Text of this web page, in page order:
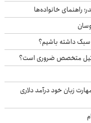
داشته باشیم؟
وکیل متخصص ضروری است؟
زبان خود درآمد دلاری